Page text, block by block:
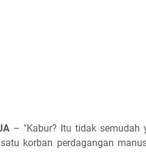
– "Kabur? Itu tidak semudah
korban perdagangan